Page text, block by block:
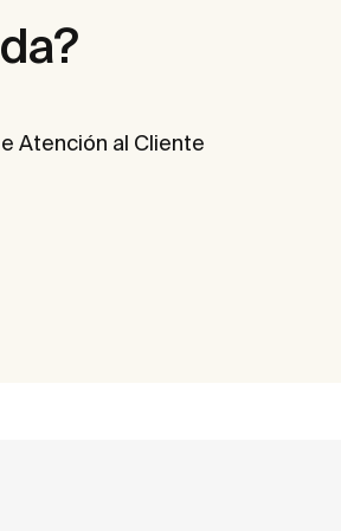
Atención al Cliente